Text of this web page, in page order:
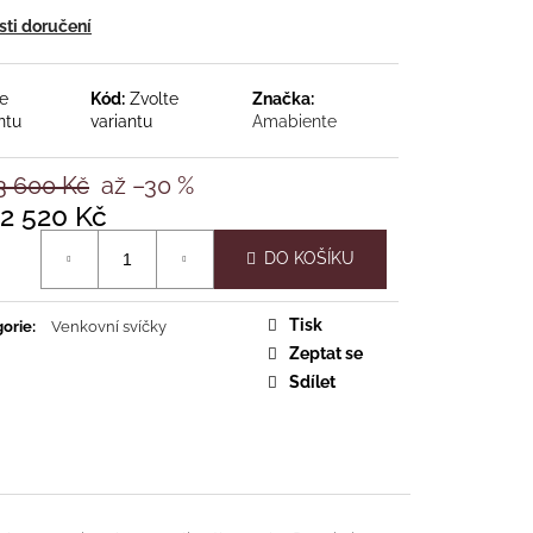
doručení
Kód: Zvolte
variantu
Značka:
Amabiente
600 Kč až –30 %
2 520 Kč
DO KOŠÍKU
: Venkovní svíčky
Tisk
Zeptat se
Sdílet